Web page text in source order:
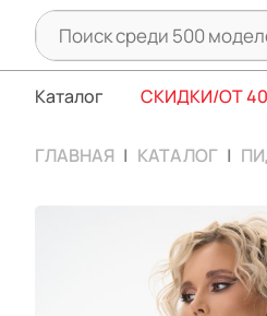
Каталог СКИДКИ/ОТ
ГЛАВНАЯ КАТАЛОГ